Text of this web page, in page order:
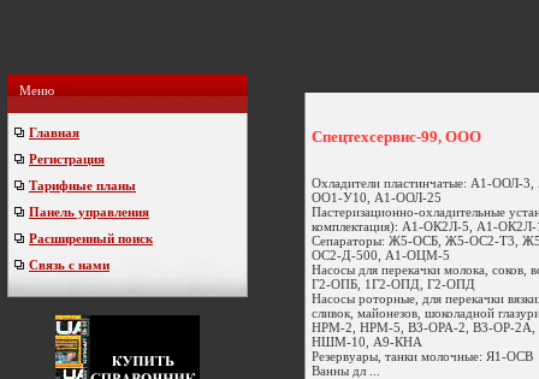
Меню
Главная
Регистрация
Тарифные планы
Панель управления
Расширенный поиск
Связь с нами
Спецтехсервис-99, ООО
Охладители пластинчатые: А1-ООЛ-
ОО1-У10, А1-ООЛ-25
Пастеризационно-охладительные
комплектация): А1-ОК2Л-5, А1-ОК2Л-
Сепараторы: Ж5-ОСБ, Ж5-ОС2-Т3,
ОС2-Д-500, А1-ОЦМ-5
Насосы для перекачки молока,
Г2-ОПБ, 1Г2-ОПД, Г2-ОПД
Насосы роторные, для перекачки
сливок, майонезов, шоколадной
НРМ-2, НРМ-5, В3-ОРА-2, В3-ОР-2А,
НШМ-10, А9-КНА
Резервуары, танки молочные: Я1-ОСВ
Ванны дл ...